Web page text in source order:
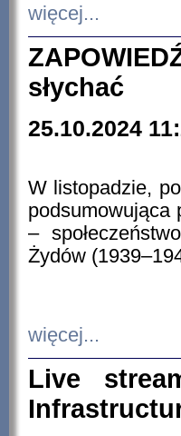
więcej...
słychać
25.10.2024
W listopadzie,
podsumowująca
–
Żydów
więcej...
Live